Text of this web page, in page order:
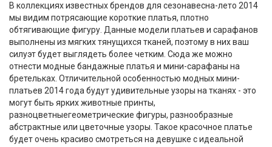
В коллекциях известных брендов для сезонавесна-лето 2014
мы видим потрясающие короткие платья, плотно
обтягивающие фигуру. Данные модели платьев и сарафанов
выполнены из мягких тянущихся тканей, поэтому в них ваш
силуэт будет выглядеть более четким. Сюда же можно
отнести модные бандажные платья и мини-сарафаны на
бретельках. Отличительной особенностью модных мини-
платьев 2014 года будут удивительные узоры на тканях - это
могут быть ярких животные принты,
разноцветныегеометрические фигуры, разнообразные
абстрактные или цветочные узоры. Такое красочное платье
будет очень красиво смотреться на девушке с идеальной